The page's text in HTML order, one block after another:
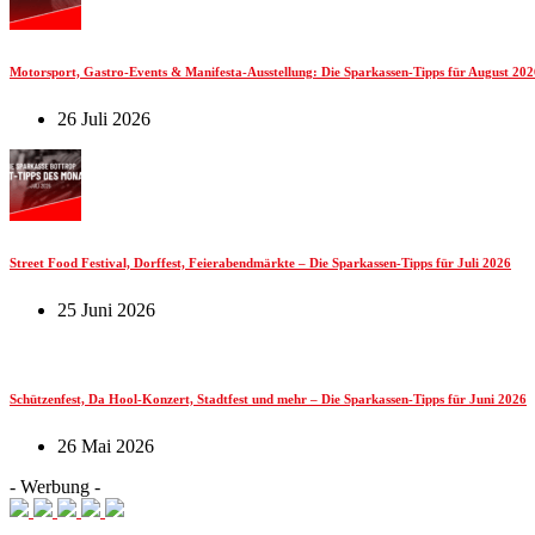
Motorsport, Gastro-Events & Manifesta-Ausstellung: Die Sparkassen-Tipps für August
26 Juli 2026
Street Food Festival, Dorffest, Feierabendmärkte – Die Sparkassen-Tipps für Juli 2026
25 Juni 2026
Schützenfest, Da Hool-Konzert, Stadtfest und mehr – Die Sparkassen-Tipps für Juni 2026
26 Mai 2026
- Werbung -